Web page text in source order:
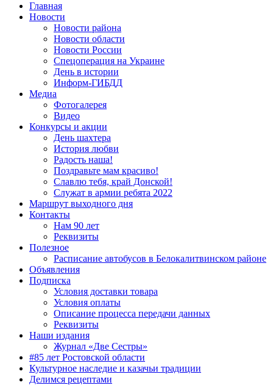
Главная
Новости
Новости района
Новости области
Новости России
Спецоперация на Украине
День в истории
Информ-ГИБДД
Медиа
Фотогалерея
Видео
Конкурсы и акции
День шахтера
История любви
Радость наша!
Поздравьте мам красиво!
Славлю тебя, край Донской!
Служат в армии ребята 2022
Маршрут выходного дня
Контакты
Нам 90 лет
Реквизиты
Полезное
Расписание автобусов в Белокалитвинском районе
Объявления
Подписка
Условия доставки товара
Условия оплаты
Описание процесса передачи данных
Реквизиты
Наши издания
Журнал «Две Сестры»
#85 лет Ростовской области
Культурное наследие и казачьи традиции
Делимся рецептами